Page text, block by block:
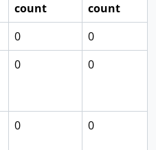
count
count
0
0
0 0
0 0